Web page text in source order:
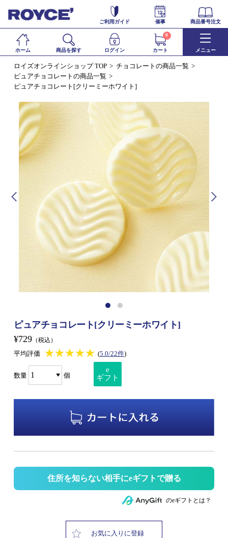
ご利用ガイド 催事 商品番号注文
ホーム 商品を探す ログイン カート
0
メニュー
ロイズオンラインショップ TOP
チョコレートの商品一覧
ピュアチョコレートの商品一覧
ピュアチョコレート[クリーミーホワイト]
ピュアチョコレート[クリーミーホワイト]
¥729 （税込）
平均評価 ★★★★★
★★★★★ (5.0/22件)
数量 個
e
ギフト
住所を知らない相手にeギフトで贈る
のeギフトとは？
お気に入りに登録